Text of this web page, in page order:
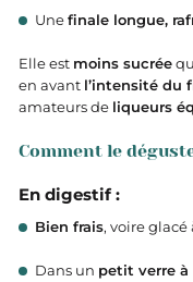
Unefinale longue,
Elle est moins sucrée
en avant l’intensité du
amateurs de liqueurs
Comment le
En digestif :
Bien frais, voire
Dans un petit verre